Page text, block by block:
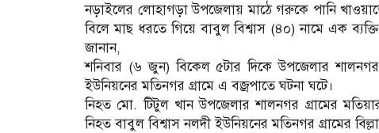
নড়াইলের লোহাগড়া উপজেলায় মাঠে গরুকে পানি
বিলে মাছ ধরতে গিয়ে বাবুল বিশ্বাস (৪০) নামে এক
জানান,
শনিবার (৬ জুন) বিকেল ৫টার দিকে উপজেলার
ইউনিয়নের মতিনগর গ্রামে এ বজ্রপাতে ঘটনা ঘটে।
নিহত মো. টিটুল খান উপজেলার শালনগর গ্রামের
নিহত বাবুল বিশ্বাস নলদী ইউনিয়নের মতিনগর গ্রামের